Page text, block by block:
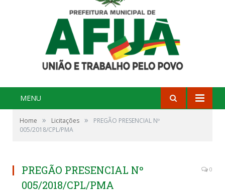
MENU
Home » Licitações »
PREGÃO PRESENCIAL Nº
005/2018/CPL/PMA
PREGÃO PRESENCIAL Nº
005/2018/CPL/PMA
0